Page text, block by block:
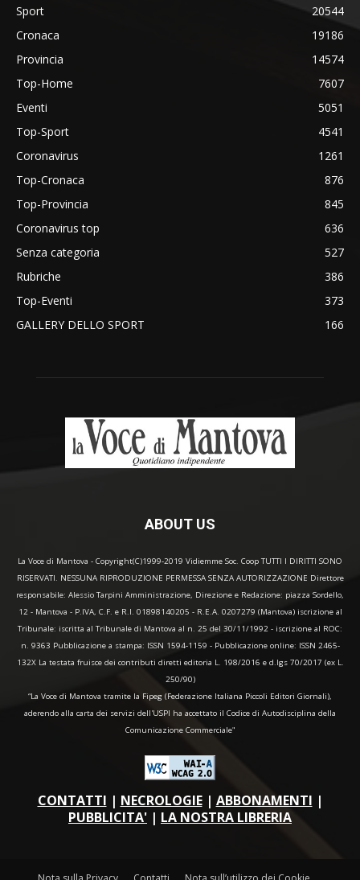
Sport
20544
Cronaca
19186
Provincia
14574
Top-Home
7607
Eventi
5051
Top-Sport
4541
Coronavirus
1261
Top-Cronaca
876
Top-Provincia
845
Coronavirus top
636
Senza categoria
527
Rubriche
386
Top-Eventi
373
GALLERY DELLO SPORT
166
ABOUT US
La Voce di Mantova - Copyright(C)1999-2019 Vidiemme Soc. Coop TUTTI I DIRITTI SONO
RISERVATI. NESSUNA RIPRODUZIONE PERMESSA SENZA AUTORIZZAZIONE Direttore
responsabile: Alessio Tarpini Amministrazione, Direzione e Redazione: piazza Sordello,
12 - Mantova - P.IVA, C.F. e R.I. 01898140205 - R.E.A. 0207279 (Mantova) iscrizione al
Tribunale: iscritta al Tribunale di Mantova al n. 25 del 30/11/1992 - iscrizione al ROC:
n. 9363 Pubblicazione a stampa: ISSN 1594-1159 - Pubblicazione online: ISSN 2465-
132X La testata fruisce dei contributi diretti editoria L. 198/2016 e d.lgs 70/2017 (ex L.
250/90)
“La Voce di Mantova tramite la Fipeg (Federazione Italiana Piccoli Editori Giornali),
aderendo alla carta dei servizi dell'USPI ha accettato il Codice di Autodisciplina della
Comunicazione Commerciale"
CONTATTI | NECROLOGIE| ABBONAMENTI |
PUBBLICITA' | LA NOSTRA LIBRERIA